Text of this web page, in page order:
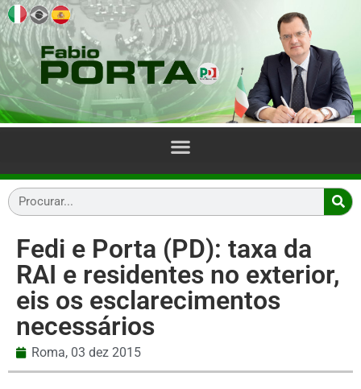
Fedi e Porta (PD): taxa da
RAI e residentes no exterior,
eis os esclarecimentos
necessários
Roma, 03 dez 2015